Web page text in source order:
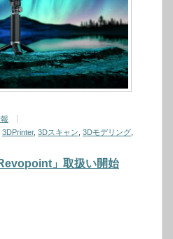
3DPrinter, 3Dスキャン 3Dモデリング
」取扱い開始